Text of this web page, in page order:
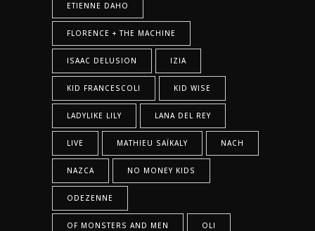
ETIENNE DAHO
FLORENCE + THE MACHINE
ISAAC DELUSION IZIA
KID FRANCESCOLI KID WISE
LADYLIKE LILY LANA DEL REY
LIVE MATHIEU SAÏKALY NACH
NAZCA NO MONEY KIDS
ODEZENNE
OF MONSTERS AND MEN OLI